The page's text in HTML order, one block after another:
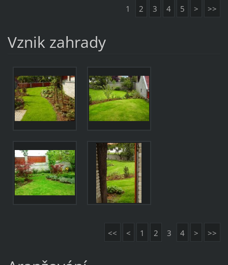
1 2 3 4 5 > >>
Vznik zahrady
<< < 1 2 3 4 > >>